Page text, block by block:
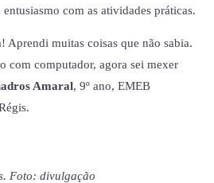
entusiasmo com as atividades práticas.
Aprendi muitas coisas que não sabia.
com computador, agora sei mexer
Amaral, 9º ano, EMEB
Foto: divulgação